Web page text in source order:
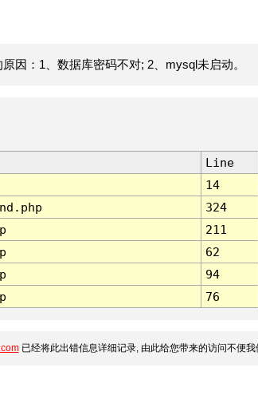
因：1、数据库密码不对; 2、mysql未启动。
Line
14
324
211
62
94
76
已经将此出错信息详细记录, 由此给您带来的访问不便我